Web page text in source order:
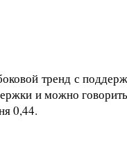
тренд с
и можно
0,44.